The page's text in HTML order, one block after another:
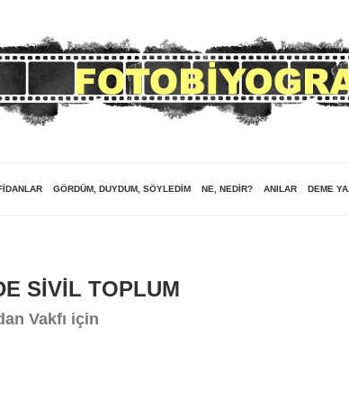
GÖRDÜM, DUYDUM, SÖYLEDIM NE, NEDIR? ANILAR DEME
SIVIL TOPLUM
Vakfı için